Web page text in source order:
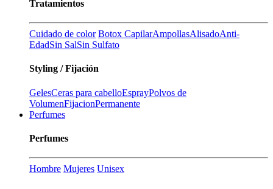
Tratamientos
Cuidado de color Botox CapilarAmpollasAlisadoAnti-
EdadSin SalSin Sulfato
Styling / Fijación
GelesCeras para cabelloEsprayPolvos de
VolumenFijacionPermanente
Perfumes
Perfumes
Hombre Mujeres Unisex